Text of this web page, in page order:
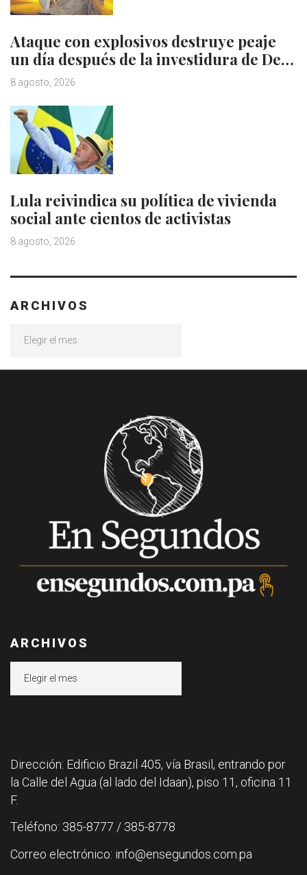
Ataque con explosivos destruye peaje
un día después de la investidura de De…
8 agosto, 2026
Lula reivindica su política de vivienda
social ante cientos de activistas
8 agosto, 2026
ARCHIVOS
ARCHIVOS
Dirección: Edificio Brazil 405, vía Brasil, entrando por
la Calle del Agua (al lado del Idaan), piso 11, oficina 11
F.
Teléfono: 385-8777 / 385-8778
Correo electrónico: info@ensegundos.com.pa